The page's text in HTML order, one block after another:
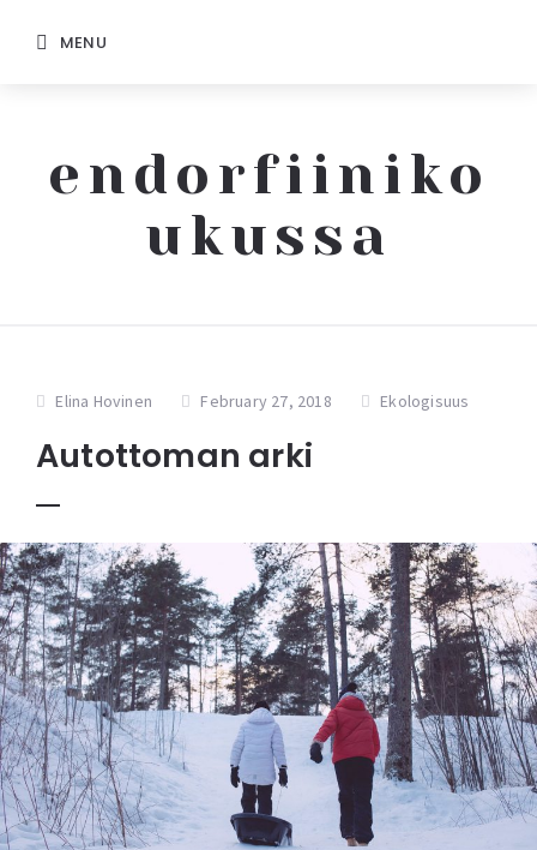
MENU
endorfiiniko
ukussa
Elina Hovinen February 27, 2018 Ekologisuus
Autottoman arki